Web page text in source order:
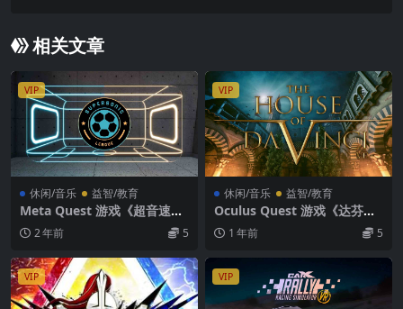
相关文章
VIP
休闲/音乐 益智/教育
Meta Quest 游戏《超音速联
盟VR》Supersonic League
VR2 年前 5
VIP
休闲/音乐 益智/教育
Oculus Quest 游戏《达芬奇
之家 VR》The House of Da
Vinci VR
1 年前 5
VIP VIP